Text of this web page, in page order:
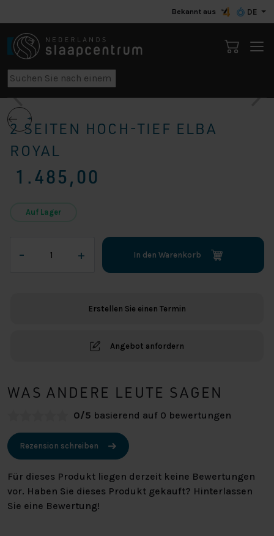
Bekannt aus DE
2 SEITEN HOCH-TIEF ELBA
ROYAL
1.485,00
Auf Lager
–
Seiten
+ In den Warenkorb
Erstellen Sie einen Termin
Angebot anfordern
WAS ANDERE LEUTE SAGEN
0/5 basierend auf 0 bewertungen
Rezension schreiben
Für dieses Produkt liegen derzeit keine Bewertungen
vor. Haben Sie dieses Produkt gekauft? Hinterlassen
Sie eine Bewertung!